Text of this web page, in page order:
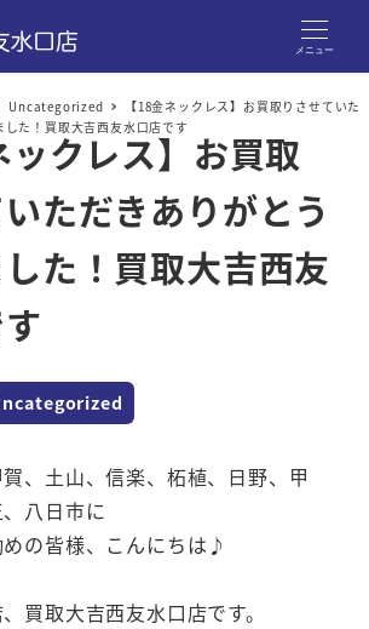
メニュー
Uncategorized
【18金ネックレス】お買取りさせていた
た！買取大吉西友水口店です
ックレス】お買取
ただきありがとう
た！買取大吉西友
テゴリー
、土山、信楽、柘植、日野、甲
八日市に
の皆様、こんにちは♪
買取大吉西友水口店です。